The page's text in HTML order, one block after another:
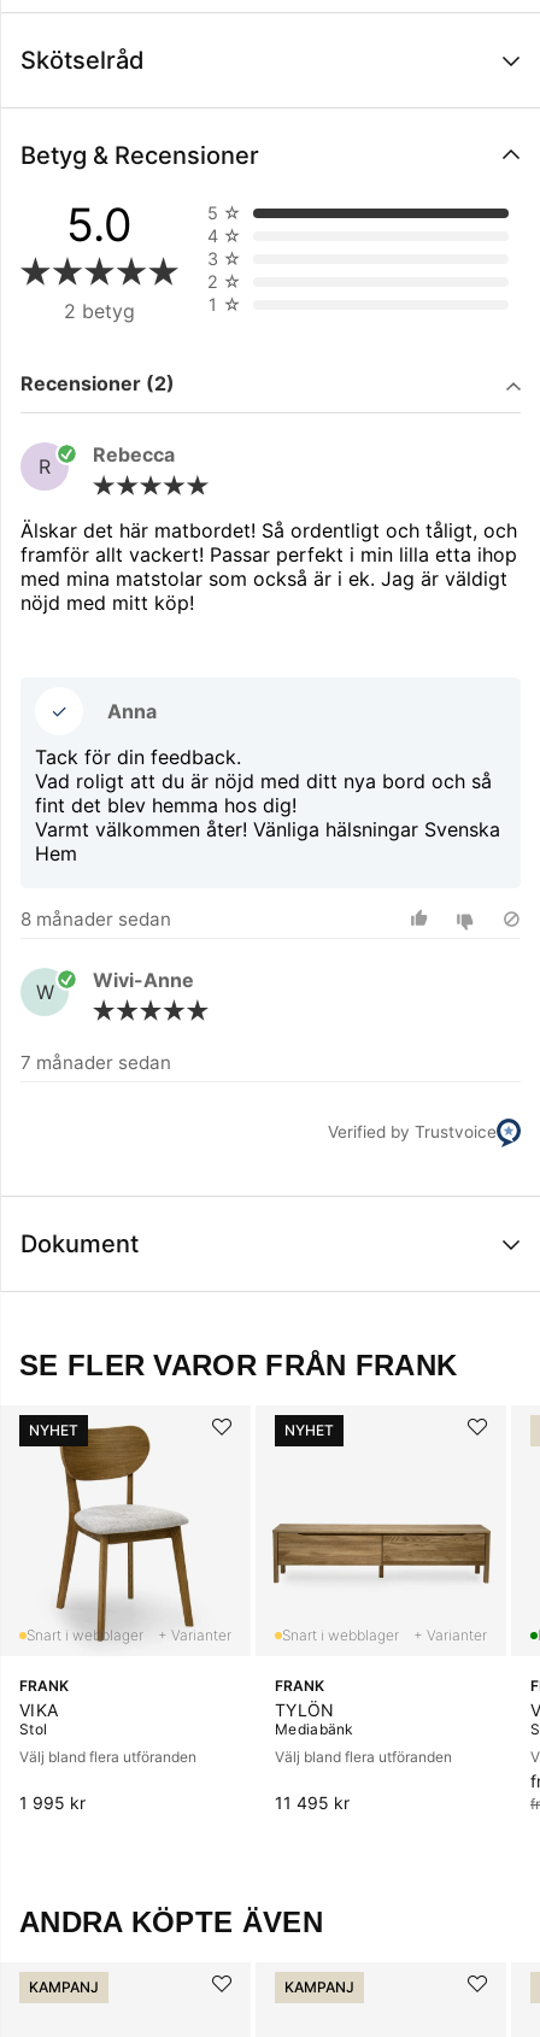
Skötselråd
Betyg & Recensioner
5.0
2 betyg
5 ☆
4 ☆
3 ☆
2 ☆
1 ☆
Recensioner (2)
R Rebecca
Älskar det här matbordet! Så ordentligt och tåligt, och
framför allt vackert! Passar perfekt i min lilla etta ihop
med mina matstolar som också är i ek. Jag är väldigt
nöjd med mitt köp!
✓
Anna
Tack för din feedback.
Vad roligt att du är nöjd med ditt nya bord och så
fint det blev hemma hos dig!
Varmt välkommen åter! Vänliga hälsningar Svenska
Hem
8 månader sedan
W Wivi-Anne
7 månader sedan
Verified by Trustvoice
Dokument
SE FLER VAROR FRÅN FRANK
NYHET
+ Varianter
FRANK
VIKA
Stol
Välj bland flera utföranden
1 995 kr
NYHET
+ Varianter
FRANK
TYLÖN
Mediabänk
Välj bland flera utföranden
11 495 kr
ANDRA KÖPTE ÄVEN
KAMPANJ KAMPANJ